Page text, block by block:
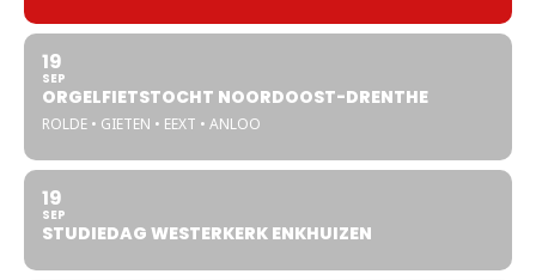
19
SEP
ORGELFIETSTOCHT NOORDOOST-DRENTHE
ROLDE • GIETEN • EEXT • ANLOO
19
SEP
STUDIEDAG WESTERKERK ENKHUIZEN